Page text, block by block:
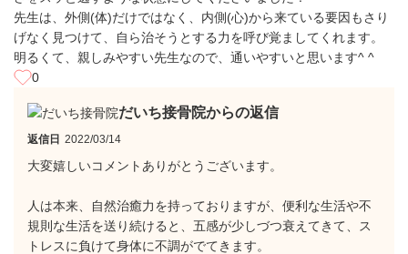
先生は、外側(体)だけではなく、内側(心)から来ている要因もさり
げなく見つけて、自ら治そうとする力を呼び覚ましてくれます。
明るくて、親しみやすい先生なので、通いやすいと思います^ ^
0
だいち接骨院からの返信
返信日 2022/03/14
大変嬉しいコメントありがとうございます。
人は本来、自然治癒力を持っておりますが、便利な生活や不
規則な生活を送り続けると、五感が少しづつ衰えてきて、ス
トレスに負けて身体に不調がでてきます。